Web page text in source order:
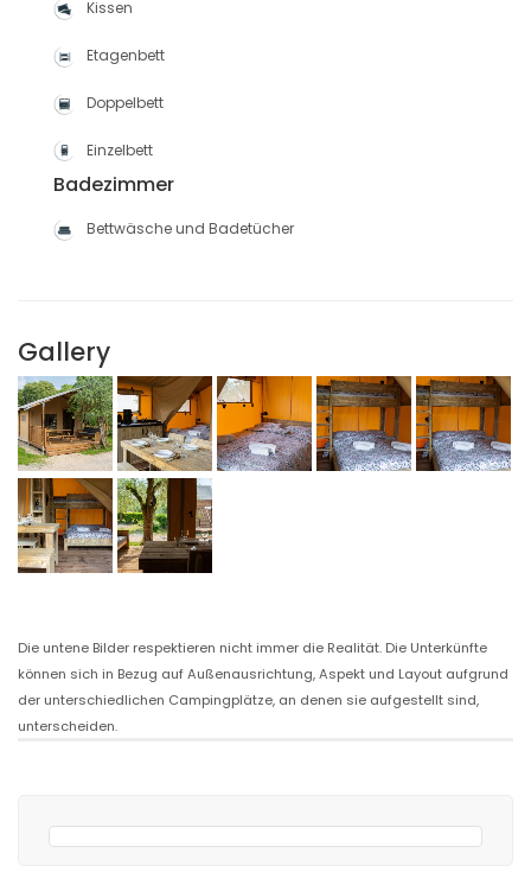
Kissen
Etagenbett
Doppelbett
Einzelbett
Badezimmer
Bettwäsche und Badetücher
Gallery
Die untene Bilder respektieren nicht immer die Realität. Die Unterkünfte
können sich in Bezug auf Außenausrichtung, Aspekt und Layout aufgrund
der unterschiedlichen Campingplätze, an denen sie aufgestellt sind,
unterscheiden.